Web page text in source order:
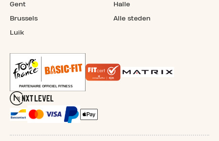
Gent
Brussels
Luik
Halle
Alle steden